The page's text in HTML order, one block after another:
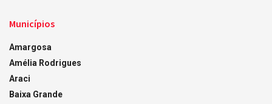
Municípios
Amargosa
Amélia Rodrigues
Araci
Baixa Grande